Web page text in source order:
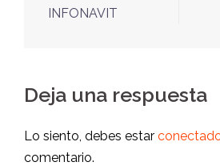
INFONAVIT
Deja una respuesta
Lo siento, debes estar
comentario.